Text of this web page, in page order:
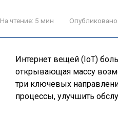
На чтение: 5 мин Опубликовано:
Интернет вещей (IoT)
открывающая массу
три ключевых
процессы, улучшить